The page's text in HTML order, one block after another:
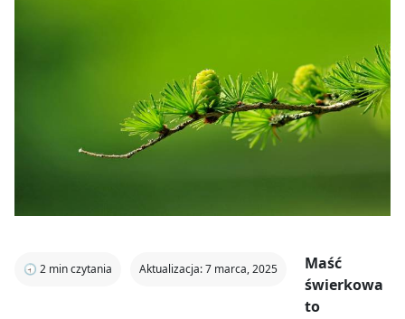
🕣 2 min czytania Aktualizacja: 7 marca, 2025
Maść
świerkowa
to